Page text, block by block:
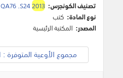
تصنيف الكونجرس:
QA76 .S242013
نوع المادة: كتب
المصدر: المكتبة الرئيسية
مجموع الأوعية المتوفرة : 1